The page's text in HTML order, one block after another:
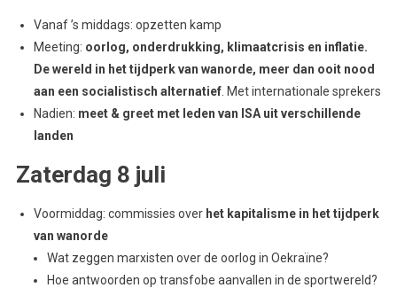
Vanaf ’s middags: opzetten kamp
Meeting: oorlog, onderdrukking, klimaatcrisis en inflatie.
De wereld in het tijdperk van wanorde, meer dan ooit nood
aan een socialistisch alternatief. Met internationale sprekers
Nadien: meet & greet met leden van ISA uit verschillende
landen
Zaterdag 8 juli
Voormiddag: commissies over het kapitalisme in het tijdperk
van wanorde
Wat zeggen marxisten over de oorlog in Oekraïne?
Hoe antwoorden op transfobe aanvallen in de sportwereld?